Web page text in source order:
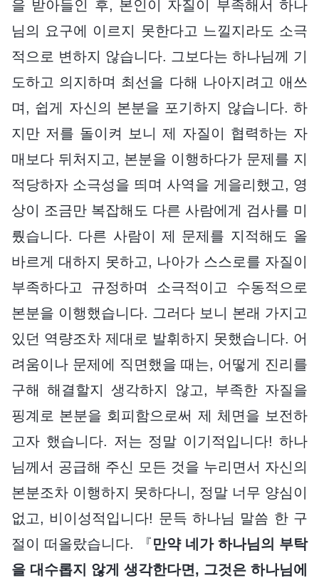
을 받아들인 후, 본인이 자질이 부족해서 하나
님의 요구에 이르지 못한다고 느낄지라도 소극
적으로 변하지 않습니다. 그보다는 하나님께 기
도하고 의지하며 최선을 다해 나아지려고 애쓰
며, 쉽게 자신의 본분을 포기하지 않습니다. 하
지만 저를 돌이켜 보니 제 자질이 협력하는 자
매보다 뒤처지고, 본분을 이행하다가 문제를 지
적당하자 소극성을 띄며 사역을 게을리했고, 영
상이 조금만 복잡해도 다른 사람에게 검사를 미
뤘습니다. 다른 사람이 제 문제를 지적해도 올
바르게 대하지 못하고, 나아가 스스로를 자질이
부족하다고 규정하며 소극적이고 수동적으로
본분을 이행했습니다. 그러다 보니 본래 가지고
있던 역량조차 제대로 발휘하지 못했습니다. 어
려움이나 문제에 직면했을 때는, 어떻게 진리를
구해 해결할지 생각하지 않고, 부족한 자질을
핑계로 본분을 회피함으로써 제 체면을 보전하
고자 했습니다. 저는 정말 이기적입니다! 하나
님께서 공급해 주신 모든 것을 누리면서 자신의
본분조차 이행하지 못하다니, 정말 너무 양심이
없고, 비이성적입니다! 문득 하나님 말씀 한 구
절이 떠올랐습니다. 『만약 네가 하나님의 부탁
을 대수롭지 않게 생각한다면, 그것은 하나님에